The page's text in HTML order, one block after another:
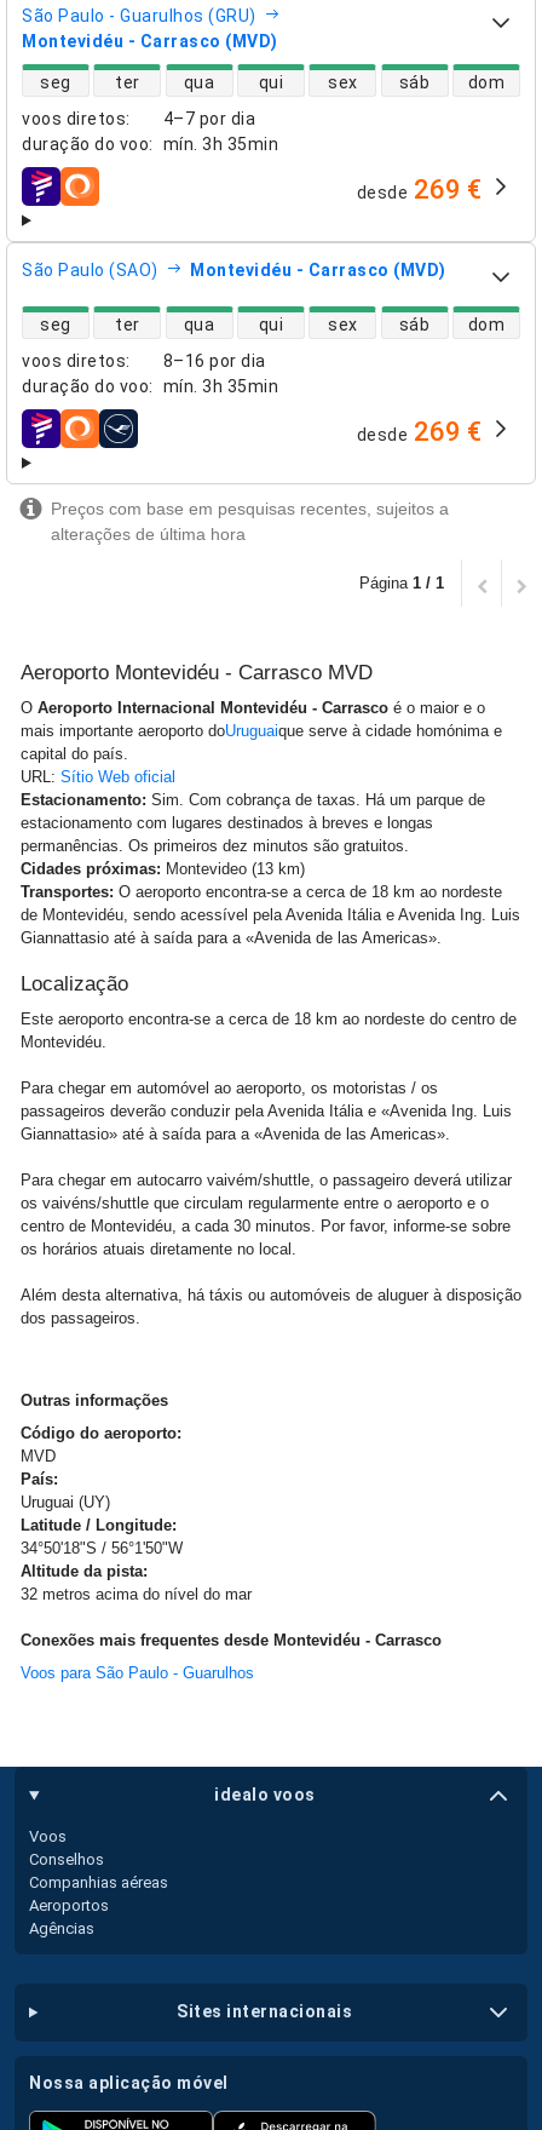
São Paulo - Guarulhos (GRU)
Montevidéu - Carrasco (MVD)
voos diretos:
4–7 por dia
duração do voo: mín. 3h 35min
disponibilidade de voos diretos
seg ter qua qui sex sáb dom
companhias aéreas desde 269 €
São Paulo (SAO) Montevidéu - Carrasco (MVD)
voos diretos:
8–16 por dia
duração do voo: mín. 3h 35min
disponibilidade de voos diretos
seg ter qua qui sex sáb dom
companhias aéreas desde 269 €
Preços com base em pesquisas recentes, sujeitos a
alterações de última hora
Página 1 / 1
Aeroporto Montevidéu - Carrasco MVD
O Aeroporto Internacional Montevidéu - Carrasco é o maior e o
mais importante aeroporto doUruguaique serve à cidade homónima e
capital do país.
URL: Sítio Web oficial
Estacionamento: Sim. Com cobrança de taxas. Há um parque de
estacionamento com lugares destinados à breves e longas
permanências. Os primeiros dez minutos são gratuitos.
Cidades próximas: Montevideo (13 km)
Transportes: O aeroporto encontra-se a cerca de 18 km ao nordeste
de Montevidéu, sendo acessível pela Avenida Itália e Avenida Ing. Luis
Giannattasio até à saída para a «Avenida de las Americas».
Localização
Este aeroporto encontra-se a cerca de 18 km ao nordeste do centro de
Montevidéu.
Para chegar em automóvel ao aeroporto, os motoristas / os
passageiros deverão conduzir pela Avenida Itália e «Avenida Ing. Luis
Giannattasio» até à saída para a «Avenida de las Americas».
Para chegar em autocarro vaivém/shuttle, o passageiro deverá utilizar
os vaivéns/shuttle que circulam regularmente entre o aeroporto e o
centro de Montevidéu, a cada 30 minutos. Por favor, informe-se sobre
os horários atuais diretamente no local.
Além desta alternativa, há táxis ou automóveis de aluguer à disposição
dos passageiros.
Outras informações
Código do aeroporto:
MVD
País:
Uruguai (UY)
Latitude / Longitude:
34°50'18"S / 56°1'50"W
Altitude da pista:
32 metros acima do nível do mar
Conexões mais frequentes desde Montevidéu - Carrasco
Voos para São Paulo - Guarulhos
idealo voos
Voos
Conselhos
Companhias aéreas
Aeroportos
Agências
sites internacionais
nossa aplicação móvel